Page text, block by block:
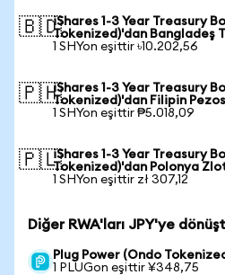
🇧🇩iShares 1-3 Year Treasury
Tokenized)'dan Bangladeş
1 SHYon eşittir ৳10.202,56
🇵🇭iShares 1-3 Year Treasury
Tokenized)'dan Filipin
1 SHYon eşittir ₱5.018,09
🇵🇱iShares 1-3 Year Treasury
Tokenized)'dan Polonya
1 SHYon eşittir zł 307,12
Diğer RWA'ları JPY'ye
Plug Power (Ondo
1 PLUGon eşittir ¥348,75